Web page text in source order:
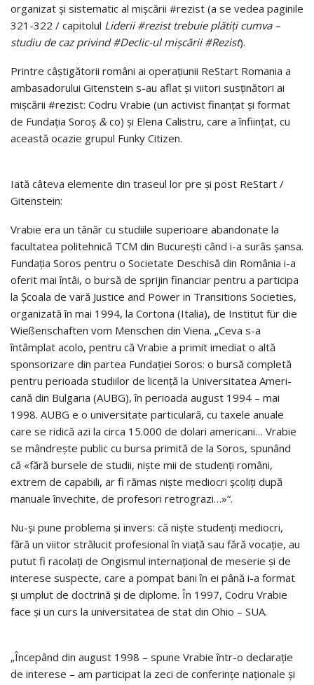
organizat şi sistematic al mişcării #rezist (a se vedea paginile
321-322 / capitolul Liderii #rezist trebuie plătiţi cumva –
studiu de caz privind #Declic-ul mişcării #Rezist).
Printre câştigătorii români ai operaţiunii ReStart Romania a
am­ba­sa­dorului Gitenstein s-au aflat şi viitori susţinători ai
mişcării #rezist: Codru Vrabie (un activist finanţat şi format
de Fundaţia Soroş &co) şi Elena Calistru, care a înfiinţat, cu
această ocazie grupul Funky Citizen.
Iată câteva elemente din traseul lor pre şi post ReStart /
Gitenstein:
Vrabie era un tânăr cu studiile superioare abandonate la
facultatea politehnică TCM din Bucureşti când i-a surâs şansa.
Fundaţia Soros pen­tru o Societate Deschisă din România i-a
oferit mai întâi, o bursă de sprijin fi­nanciar pentru a participa
la Şcoala de vară Justice and Power in Transi­ti­ons Societies,
organizată în mai 1994, la Cortona (Italia), de Institut für die
Wießenschaften vom Menschen din Viena. „Ceva s-a
întâmplat acolo, pen­tru că Vrabie a primit imediat o altă
sponsorizare din partea Fundaţiei Soros: o bursă completă
pentru perioada studiilor de licenţă la Universita­tea Ame­ri­
cană din Bulgaria (AUBG), în perioada august 1994 – mai
1998. AUBG e o universitate particulară, cu taxele anuale
care se ridică azi la circa 15.000 de dolari americani… Vrabie
se mândreşte public cu bursa primită de la Soros, spunând
că «fără bursele de studii, nişte mii de studenţi români,
extrem de capabili, ar fi rămas nişte mediocri şcoliţi după
manuale în­ve­chite, de profesori retrograzi…»“.
Nu-şi pune problema şi invers: că nişte studenţi mediocri,
fără un viitor strălucit profesional în viaţă sau fără vocaţie, au
putut fi racolaţi de Ongismul internaţional de meserie şi de
interese suspecte, care a pom­pat bani în ei până i-a format
şi umplut de doctrină şi de diplome. În 1997, Codru Vrabie
face şi un curs la universitatea de stat din Ohio – SUA.
„Începând din august 1998 – spune Vrabie într-o declaraţie
de in­te­­rese – am participat la zeci de conferinţe naţionale şi